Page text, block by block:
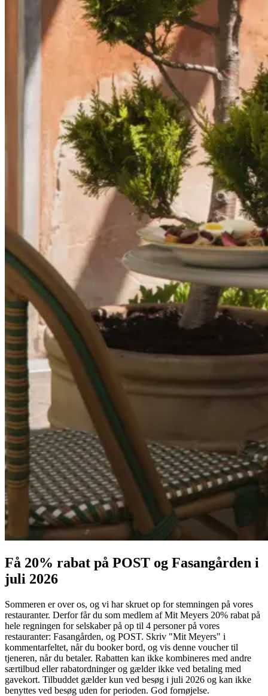
Få 20% rabat på POST og Fasangården i
juli 2026
Sommeren er over os, og vi har skruet op for stemningen på vores
restauranter. Derfor får du som medlem af Mit Meyers 20% rabat på
hele regningen for selskaber på op til 4 personer på vores
restauranter: Fasangården, og POST. Skriv "Mit Meyers" i
kommentarfeltet, når du booker bord, og vis denne voucher til
tjeneren, når du betaler. Rabatten kan ikke kombineres med andre
særtilbud eller rabatordninger og gælder ikke ved betaling med
gavekort. Tilbuddet gælder kun ved besøg i juli 2026 og kan ikke
benyttes ved besøg uden for perioden. God fornøjelse.